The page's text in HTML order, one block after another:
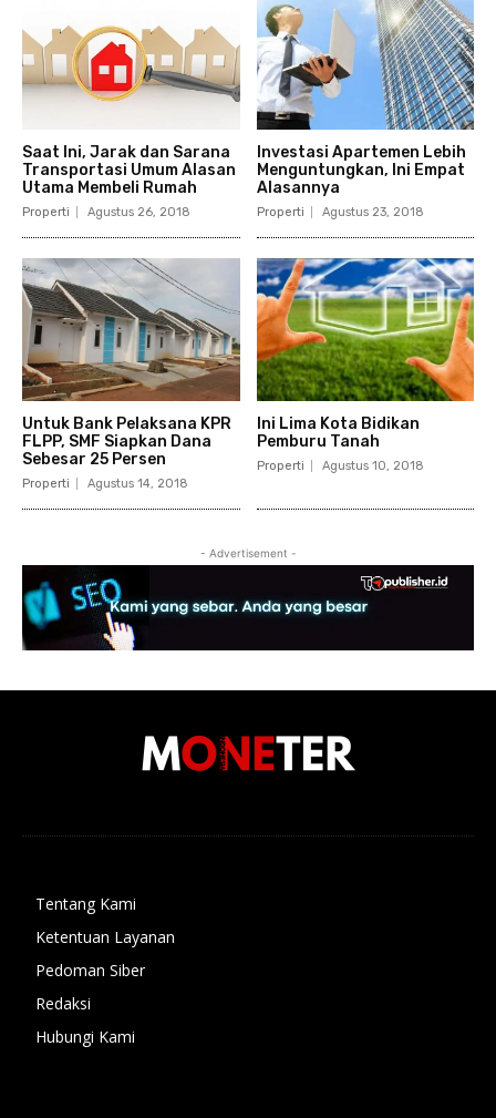
Saat Ini, Jarak dan Sarana
Transportasi Umum Alasan
Utama Membeli Rumah
Properti Agustus 26, 2018
Investasi Apartemen Lebih
Menguntungkan, Ini Empat
Alasannya
Properti Agustus 23, 2018
Untuk Bank Pelaksana KPR
FLPP, SMF Siapkan Dana
Sebesar 25 Persen
Properti Agustus 14, 2018
Ini Lima Kota Bidikan
Pemburu Tanah
Properti Agustus 10, 2018
- Advertisement -
Tentang Kami
Ketentuan Layanan
Pedoman Siber
Redaksi
Hubungi Kami